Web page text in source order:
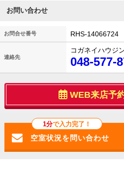
お問い合わせ
お問合せ番号 RHS-14066724
連絡先
コガネイハウジ
048-577-
WEB来店予
1分で入力完了！